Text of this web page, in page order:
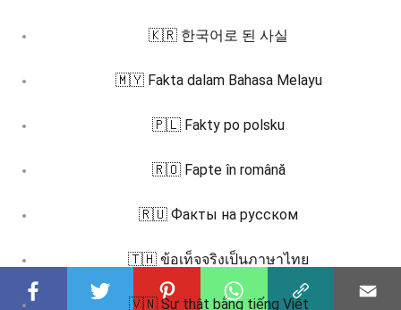
🇰🇷 한국어로 된 사실
🇲🇾 Fakta dalam Bahasa Melayu
🇵🇱 Fakty po polsku
🇷🇴 Fapte în română
🇷🇺 Факты на русском
🇹🇭 ข้อเท็จจริงเป็นภาษาไทย
🇻🇳 Sự thật bằng tiếng Việt